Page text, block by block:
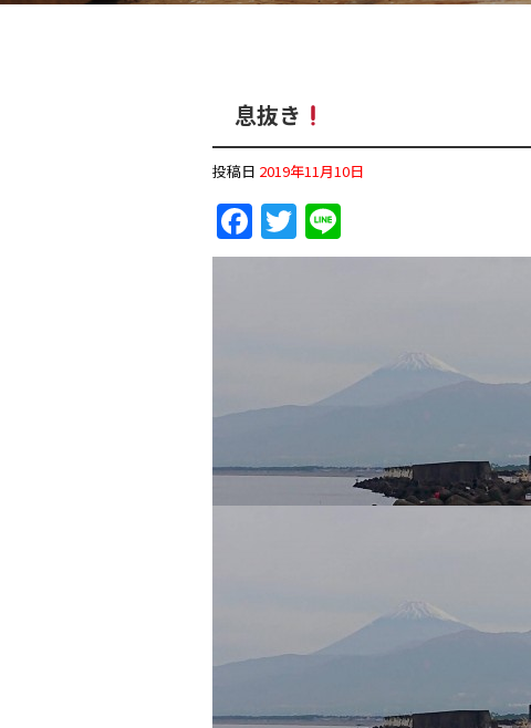
息抜き
投稿日 2019年11月10日
F
a
o
k
T
w n